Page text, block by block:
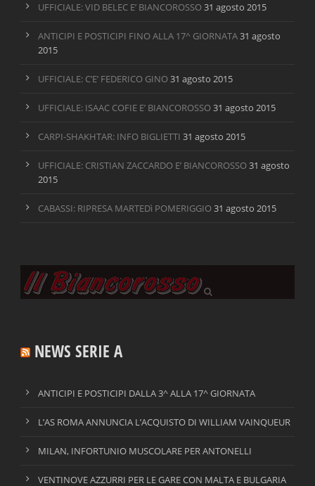
UFFICIALE: VID BELEC E’ BIANCOROSSO31 agosto 2015
ANTICIPI E POSTICIPI FINO ALLA 17^ GIORNATA31 agosto
2015
UFFICIALE: C’E’ FEDERICO GINO31 agosto 2015
UFFICIALE: ISAAC COFIE E’ BIANCOROSSO31 agosto 2015
CARPI-SHAKHTAR: INFO BIGLIETTI 31 agosto 2015
UFFICIALE: CRISTIAN ZACCARDO E’ BIANCOROSSO31 agosto
2015
CABASSI: RIPRESA MARTEDì POMERIGGIO31 agosto 2015
NEWS SERIE A
ANTICIPI E POSTICIPI DALLA 3^ ALLA 17^ GIORNATA
L’AS ROMA ANNUNCIA L’ACQUISTO DI WILLIAM VAINQUEUR
MILAN, INFORTUNIO MUSCOLARE PER ANTONELLI
VENTINOVE AZZURRI PER LE GARE CON MALTA E BULGARIA